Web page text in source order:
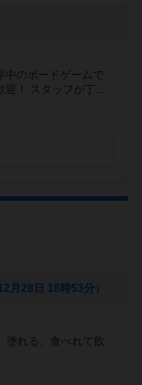
中のボードゲームで
迎！ スタッフが丁...
月28日 18時53分）
塗れる、食べれて飲